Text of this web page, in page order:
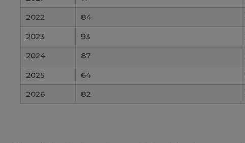
2022
84
2023
93
2024
87
2025
64
2026
82